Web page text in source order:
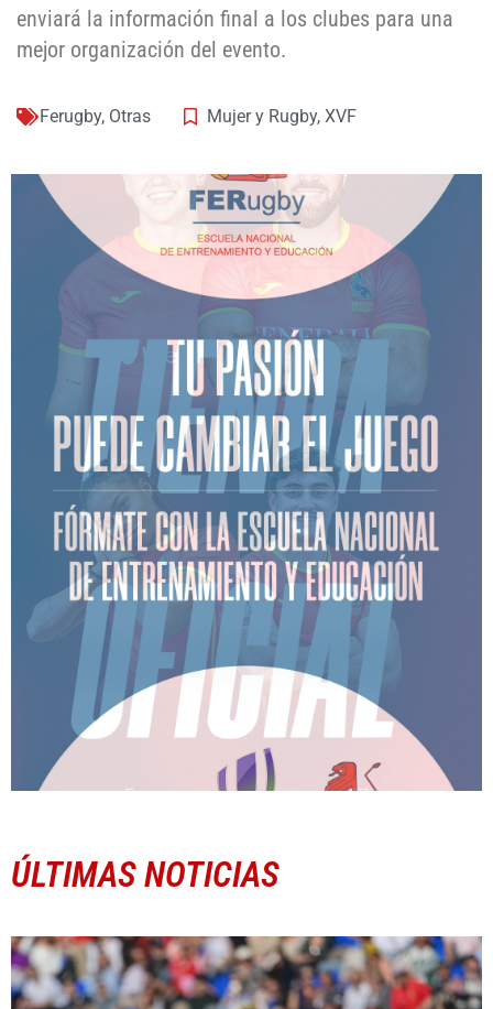
enviará la información final a los clubes para una
mejor organización del evento.
Ferugby, Otras Mujer y Rugby, XVF
ÚLTIMAS NOTICIAS